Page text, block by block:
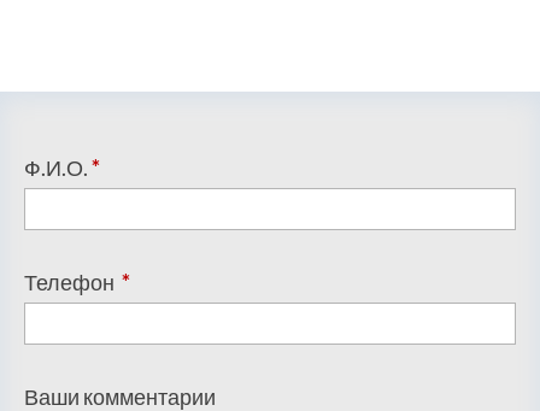
Ф.И.О.*
Телефон *
Ваши комментарии